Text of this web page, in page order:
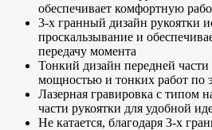
обеспечивает комфортную
3-х гранный дизайн рукоятки
проскальзывание и
передачу момента
Тонкий дизайн передней
мощностью и тонких работ по
Лазерная гравировка с типом
части рукоятки для удобной
Не катается, благодаря 3-х